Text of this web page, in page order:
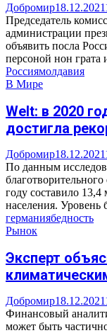
Добромир18.12.2021
Председатель
администрации
объявить посла
персоной нон грата
Россиямолдавия
В Мире
Welt: в 2020
достигла
Добромир18.12.2021
По данным
году составило 13,4
населения. Уровень
германиябедность
Рынок
Эксперт
Добромир18.12.2021
Финансовый
может быть